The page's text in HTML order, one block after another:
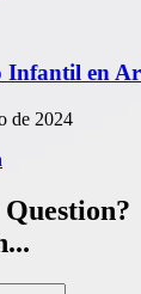
Infantil en
de 2024